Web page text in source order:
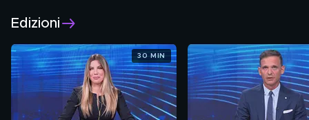
Edizioni
30 MIN